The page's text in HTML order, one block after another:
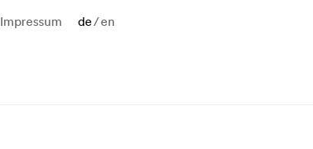
Impressum de/en